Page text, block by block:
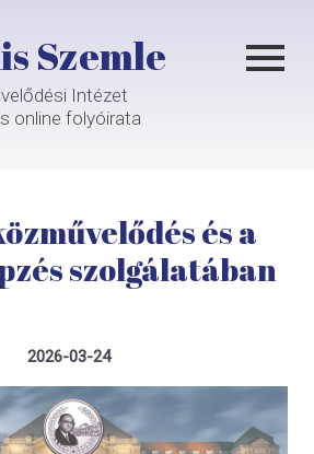
Szemle
Intézet
online folyóirata
és a
szolgálatában
2026-03-24